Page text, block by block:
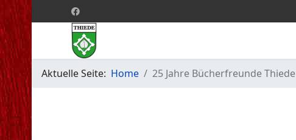
Aktuelle Seite: Home 25 Jahre Bücherfreunde Thiede